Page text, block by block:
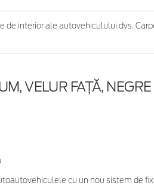
interior ale autovehiculului dvs.
VELUR FAŢĂ,
cu un nou sistem de